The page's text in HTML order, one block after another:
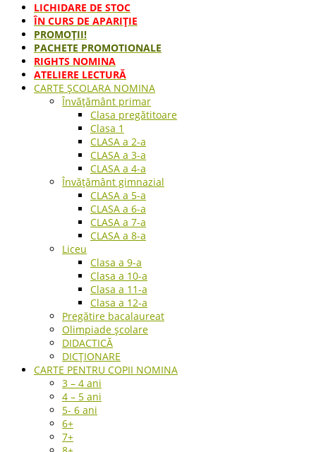
LICHIDARE DE STOC
ÎN CURS DE APARIŢIE
PROMOȚII!
PACHETE PROMOTIONALE
RIGHTS NOMINA
ATELIERE LECTURĂ
CARTE ŞCOLARA NOMINA
Învățământ primar
Clasa pregătitoare
Clasa 1
CLASA a 2-a
CLASA a 3-a
CLASA a 4-a
Învățământ gimnazial
CLASA a 5-a
CLASA a 6-a
CLASA a 7-a
CLASA a 8-a
Liceu
Clasa a 9-a
Clasa a 10-a
Clasa a 11-a
Clasa a 12-a
Pregătire bacalaureat
Olimpiade școlare
DIDACTICĂ
DICȚIONARE
CARTE PENTRU COPII NOMINA
3 – 4 ani
4 – 5 ani
5- 6 ani
6+
7+